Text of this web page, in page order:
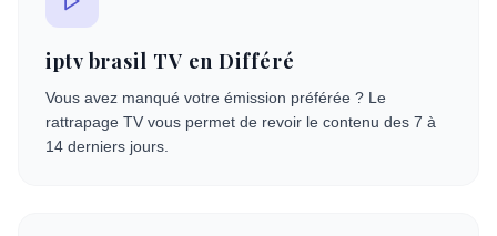
iptv brasil TV en Différé
Vous avez manqué votre émission préférée ? Le
rattrapage TV vous permet de revoir le contenu des 7 à
14 derniers jours.